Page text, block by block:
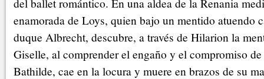
enamorada de Loys, quien bajo un mentido atuendo
duque Albrecht, descubre, a través de Hilarion la
Giselle, al comprender el engaño y el compromiso
Bathilde, cae en la locura y muere en brazos de su